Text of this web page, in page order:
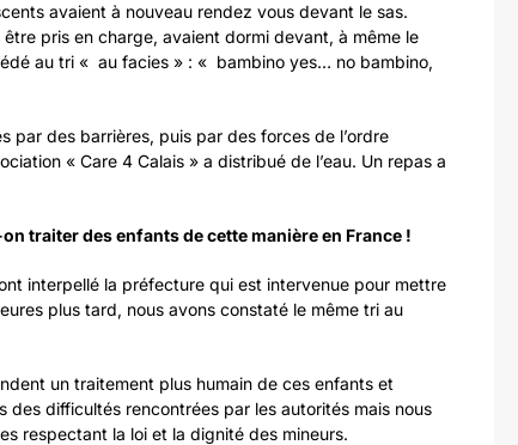
avaient à nouveau rendez vous devant le sas.
pris en charge, avaient dormi devant, à même le
au tri « au facies » : « bambino yes… no bambino,
par des barrières, puis par des forces de l’ordre
« Care 4 Calais » a distribué de l’eau. Un repas a
traiter des enfants de cette manière en France !
interpellé la préfecture qui est intervenue pour mettre
plus tard, nous avons constaté le même tri au
un traitement plus humain de ces enfants et
des difficultés rencontrées par les autorités mais nous
respectant la loi et la dignité des mineurs.